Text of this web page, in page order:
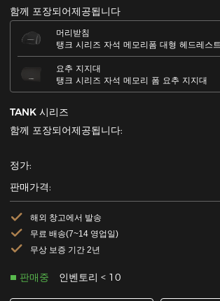
함께 포장되어제공됩니다
머리받침
탱크 시리즈 자석 메모리폼 대형 헤드레스트
요추 지지대
탱크 시리즈 자석 메모리 폼 요추 지지대
TANK 시리즈
함께 포장되어제공됩니다:
정가:
판매가격:
해외 창고에서 발송
무료 배송(7~14 영업일)
무상 보증 기간 2년
판매중 인벤토리 < 10